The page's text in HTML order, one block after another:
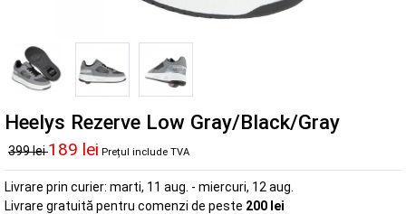
Heelys Rezerve Low Gray/Black/Gray
399 lei189 lei Prețul include TVA
Livrare prin curier: marti, 11 aug. - miercuri, 12 aug.
Livrare gratuită pentru comenzi de peste 200 lei